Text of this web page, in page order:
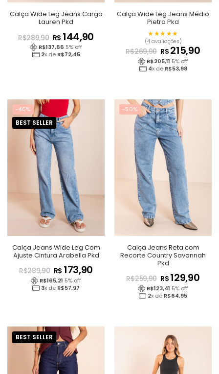
Calça Wide Leg Jeans Cargo
Lauren Pkd
R$289,90 R$ 144,90
R$137,66 5% off
2x de R$72,45
Calça Wide Leg Jeans Médio
Pietra Pkd
R$269,90 R$ 215,90
★★★★★
★★★★★
(4 avaliações)
R$205,11 5% off
4x de R$53,98
-40%
BEST SELLER
Calça Jeans Wide Leg Com
Ajuste Cintura Arabella Pkd
R$289,90 R$ 173,90
R$165,21 5% off
3x de R$57,97
-50%
Calça Jeans Reta com
Recorte Country Savannah
Pkd
R$259,90 R$ 129,90
R$123,41 5% off
2x de R$64,95
BEST SELLER